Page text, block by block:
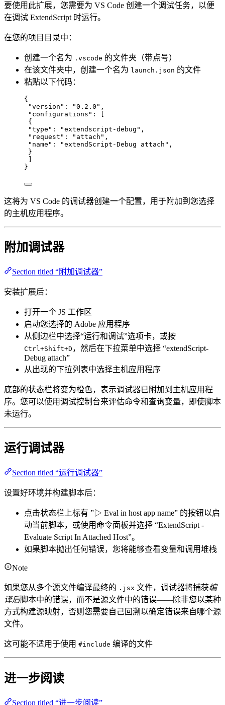
要使用此扩展，您需要为 VS Code 创建一个调试任务，以便
在调试 ExtendScript 时运行。
在您的项目目录中：
创建一个名为 .vscode 的文件夹（带点号）
在该文件夹中，创建一个名为 launch.json 的文件
粘贴以下代码：
{
"version" : "0.2.0 " ,
"configurations" : [
{
"type" : "extendscript-debug " ,
"request" : " attach " ,
"name" : "extendScript-Debug attach " ,
}
]
}
这将为 VS Code 的调试器创建一个配置，用于附加到您选择
的主机应用程序。
附加调试器
Section titled “附加调试器”
安装扩展后：
打开一个 JS 工作区
启动您选择的 Adobe 应用程序
从侧边栏中选择“运行和调试”选项卡，或按
Ctrl+Shift+D ，然后在下拉菜单中选择 “extendScript-
Debug attach”
从出现的下拉列表中选择主机应用程序
底部的状态栏将变为橙色，表示调试器已附加到主机应用程
序。您可以使用调试控制台来评估命令和查询变量，即使脚本
未运行。
运行调试器
Section titled “运行调试器”
设置好环境并构建脚本后：
点击状态栏上标有 ”▷ Eval in host app name” 的按钮以启
动当前脚本，或使用命令面板并选择 “ExtendScript -
Evaluate Script In Attached Host”。
如果脚本抛出任何错误，您将能够查看变量和调用堆栈
Note
如果您从多个源文件编译最终的 .jsx 文件，调试器将捕获编
译后脚本中的错误，而不是源文件中的错误——除非您以某种
方式构建源映射，否则您需要自己回溯以确定错误来自哪个源
文件。
这可能不适用于使用 #include 编译的文件
进一步阅读
Section titled “进一步阅读”